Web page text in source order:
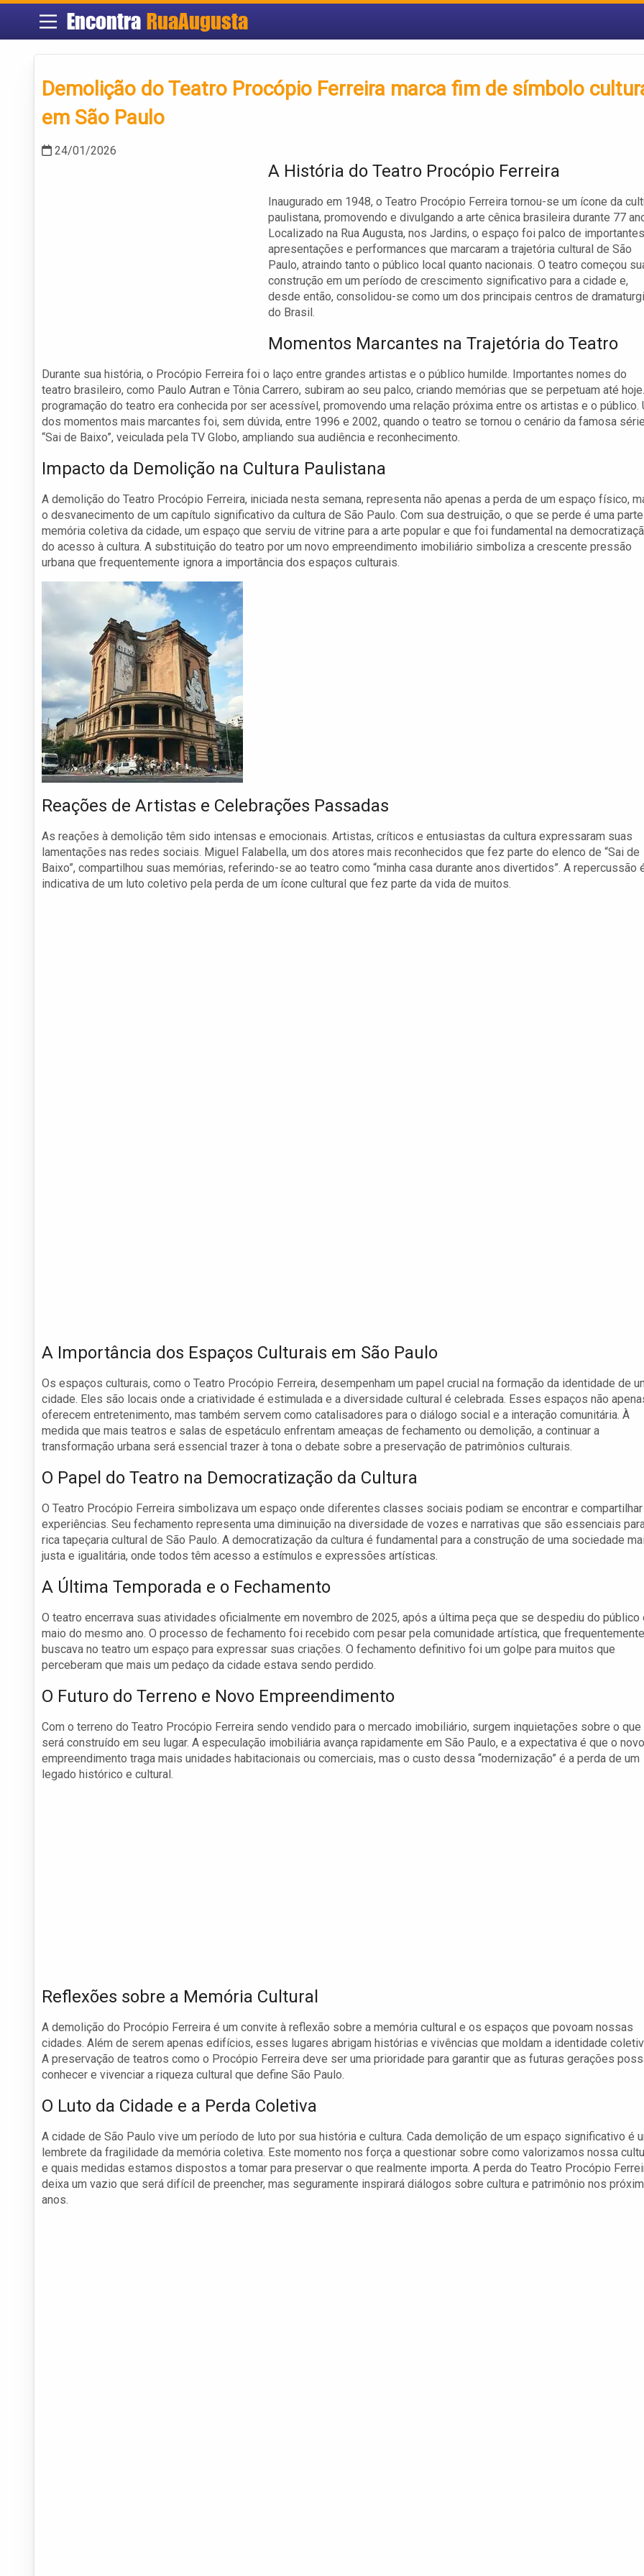
EncontraRuaAugusta
Demolição do Teatro Procópio Ferreira marca fim de símbolo
em São Paulo
24/01/2026
A História do Teatro Procópio Ferreira
Inaugurado em 1948, o Teatro Procópio Ferreira tornou-se um ícone da
paulistana, promovendo e divulgando a arte cênica brasileira durante 77
Localizado na Rua Augusta, nos Jardins, o espaço foi palco de importantes
apresentações e performances que marcaram a trajetória cultural de São
Paulo, atraindo tanto o público local quanto nacionais. O teatro começou
construção em um período de crescimento significativo para a cidade e,
desde então, consolidou-se como um dos principais centros de
do Brasil.
Momentos Marcantes na Trajetória do Teatro
Durante sua história, o Procópio Ferreira foi o laço entre grandes artistas e o público humilde. Importantes nomes do
teatro brasileiro, como Paulo Autran e Tônia Carrero, subiram ao seu palco, criando memórias que se perpetuam até
programação do teatro era conhecida por ser acessível, promovendo uma relação próxima entre os artistas e o público.
dos momentos mais marcantes foi, sem dúvida, entre 1996 e 2002, quando o teatro se tornou o cenário da famosa
“Sai de Baixo”, veiculada pela TV Globo, ampliando sua audiência e reconhecimento.
Impacto da Demolição na Cultura Paulistana
A demolição do Teatro Procópio Ferreira, iniciada nesta semana, representa não apenas a perda de um espaço físico,
o desvanecimento de um capítulo significativo da cultura de São Paulo. Com sua destruição, o que se perde é uma
memória coletiva da cidade, um espaço que serviu de vitrine para a arte popular e que foi fundamental na
do acesso à cultura. A substituição do teatro por um novo empreendimento imobiliário simboliza a crescente pressão
urbana que frequentemente ignora a importância dos espaços culturais.
Reações de Artistas e Celebrações Passadas
As reações à demolição têm sido intensas e emocionais. Artistas, críticos e entusiastas da cultura expressaram suas
lamentações nas redes sociais. Miguel Falabella, um dos atores mais reconhecidos que fez parte do elenco de “Sai de
Baixo”, compartilhou suas memórias, referindo-se ao teatro como “minha casa durante anos divertidos”. A repercussão
indicativa de um luto coletivo pela perda de um ícone cultural que fez parte da vida de muitos.
A Importância dos Espaços Culturais em São Paulo
Os espaços culturais, como o Teatro Procópio Ferreira, desempenham um papel crucial na formação da identidade de
cidade. Eles são locais onde a criatividade é estimulada e a diversidade cultural é celebrada. Esses espaços não
oferecem entretenimento, mas também servem como catalisadores para o diálogo social e a interação comunitária. À
medida que mais teatros e salas de espetáculo enfrentam ameaças de fechamento ou demolição, a continuar a
transformação urbana será essencial trazer à tona o debate sobre a preservação de patrimônios culturais.
O Papel do Teatro na Democratização da Cultura
O Teatro Procópio Ferreira simbolizava um espaço onde diferentes classes sociais podiam se encontrar e compartilhar
experiências. Seu fechamento representa uma diminuição na diversidade de vozes e narrativas que são essenciais
rica tapeçaria cultural de São Paulo. A democratização da cultura é fundamental para a construção de uma sociedade
justa e igualitária, onde todos têm acesso a estímulos e expressões artísticas.
A Última Temporada e o Fechamento
O teatro encerrava suas atividades oficialmente em novembro de 2025, após a última peça que se despediu do público
maio do mesmo ano. O processo de fechamento foi recebido com pesar pela comunidade artística, que frequentemente
buscava no teatro um espaço para expressar suas criações. O fechamento definitivo foi um golpe para muitos que
perceberam que mais um pedaço da cidade estava sendo perdido.
O Futuro do Terreno e Novo Empreendimento
Com o terreno do Teatro Procópio Ferreira sendo vendido para o mercado imobiliário, surgem inquietações sobre o que
será construído em seu lugar. A especulação imobiliária avança rapidamente em São Paulo, e a expectativa é que o novo
empreendimento traga mais unidades habitacionais ou comerciais, mas o custo dessa “modernização” é a perda de um
legado histórico e cultural.
Reflexões sobre a Memória Cultural
A demolição do Procópio Ferreira é um convite à reflexão sobre a memória cultural e os espaços que povoam nossas
cidades. Além de serem apenas edifícios, esses lugares abrigam histórias e vivências que moldam a identidade
A preservação de teatros como o Procópio Ferreira deve ser uma prioridade para garantir que as futuras gerações
conhecer e vivenciar a riqueza cultural que define São Paulo.
O Luto da Cidade e a Perda Coletiva
A cidade de São Paulo vive um período de luto por sua história e cultura. Cada demolição de um espaço significativo é
lembrete da fragilidade da memória coletiva. Este momento nos força a questionar sobre como valorizamos nossa
e quais medidas estamos dispostos a tomar para preservar o que realmente importa. A perda do Teatro Procópio
deixa um vazio que será difícil de preencher, mas seguramente inspirará diálogos sobre cultura e patrimônio nos
anos.